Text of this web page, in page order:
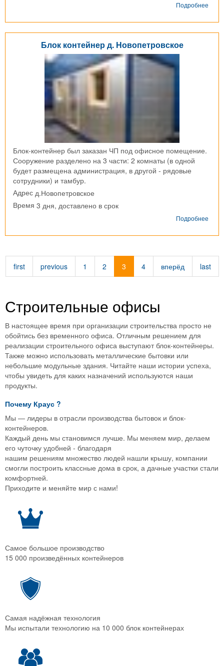
Подробнее
Блок контейнер д. Новопетровское
Блок-контейнер был заказан ЧП под офисное помещение.
Сооружение разделено на 3 части: 2 комнаты (в одной
будет размещена администрация, в другой - рядовые
сотрудники) и тамбур.
Адрес д.Новопетровское
Время 3 дня, доставлено в срок
Подробнее
first previous 1 2 3 4 вперёд last
Строительные офисы
В настоящее время при организации строительства просто не
обойтись без временного офиса. Отличным решением для
реализации строительного офиса выступают блок-контейнеры.
Также можно использовать металлические бытовки или
небольшие модульные здания. Читайте наши истории успеха,
чтобы увидеть для каких назначений используются наши
продукты.
Почему Краус ?
Мы — лидеры в отрасли производства бытовок и блок-
контейнеров.
Каждый день мы становимся лучше. Мы меняем мир, делаем
его чуточку удобней - благодаря
нашим решениям множество людей нашли крышу, компании
смогли построить классные дома в срок, а дачные участки стали
комфортней.
Приходите и меняйте мир с нами!
Самое большое производство
15 000 произведённых контейнеров
Самая надёжная технология
Мы испытали технологию на 10 000 блок контейнерах